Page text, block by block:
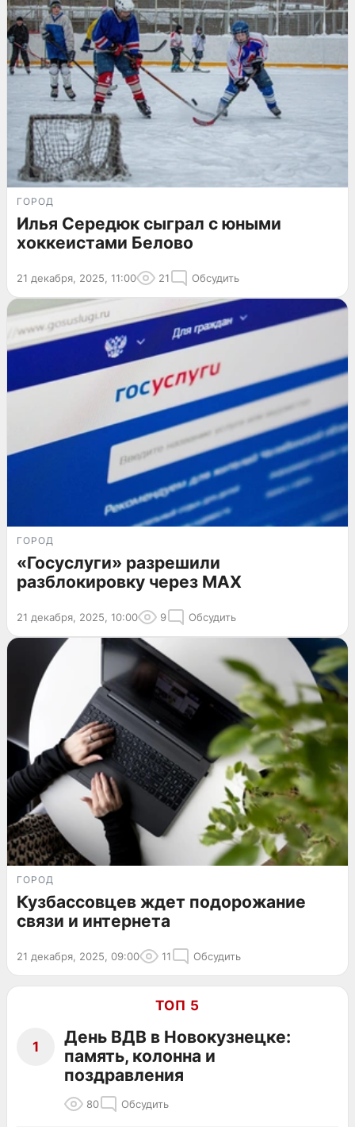
ГОРОД
Илья Середюк сыграл с юными
хоккеистами Белово
21 декабря, 2025, 11:00 21 Обсудить
ГОРОД
«Госуслуги» разрешили
разблокировку через MAX
21 декабря, 2025, 10:00 9 Обсудить
ГОРОД
Кузбассовцев ждет подорожание
связи и интернета
21 декабря, 2025, 09:00 11 Обсудить
ТОП 5
1
День ВДВ в Новокузнецке:
память, колонна и
поздравления
80 Обсудить